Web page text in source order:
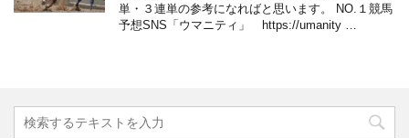
単・３連単の参考になればと思います。 NO.１競馬
予想SNS「ウマニティ」 https://umanity …